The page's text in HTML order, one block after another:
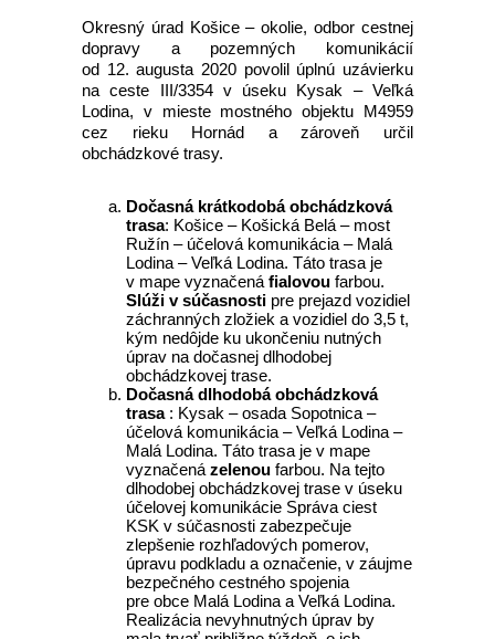
Okresný úrad Košice – okolie, odbor cestnej
dopravy a pozemných komunikácií
od 12. augusta 2020 povolil úplnú uzávierku
na ceste III/3354 v úseku Kysak – Veľká
Lodina, v mieste mostného objektu M4959
cez rieku Hornád a zároveň určil
obchádzkové trasy.
Dočasná krátkodobá obchádzková
trasa: Košice – Košická Belá – most
Ružín – účelová komunikácia – Malá
Lodina – Veľká Lodina. Táto trasa je
v mape vyznačená fialovou farbou.
Slúži v súčasnosti pre prejazd vozidiel
záchranných zložiek a vozidiel do 3,5 t,
kým nedôjde ku ukončeniu nutných
úprav na dočasnej dlhodobej
obchádzkovej trase.
Dočasná dlhodobá obchádzková
trasa : Kysak – osada Sopotnica –
účelová komunikácia – Veľká Lodina –
Malá Lodina. Táto trasa je v mape
vyznačená zelenou farbou. Na tejto
dlhodobej obchádzkovej trase v úseku
účelovej komunikácie Správa ciest
KSK v súčasnosti zabezpečuje
zlepšenie rozhľadových pomerov,
úpravu podkladu a označenie, v záujme
bezpečného cestného spojenia
pre obce Malá Lodina a Veľká Lodina.
Realizácia nevyhnutných úprav by